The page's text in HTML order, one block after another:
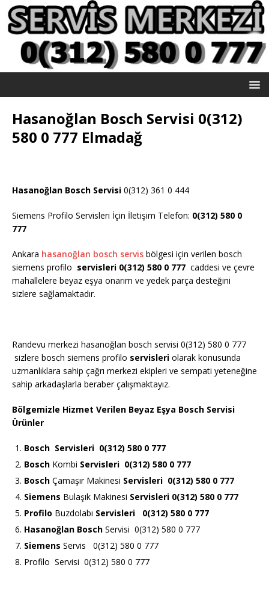
Hasanoğlan Bosch Servisi 0(312)
580 0 777 Elmadağ
Hasanoğlan Bosch Servisi 0(312) 361 0 444
Siemens Profilo Servisleri İçin İletişim Telefon: 0(312) 580 0
777
Ankara hasanoğlan bosch servis bölgesi için verilen bosch
siemens profilo servisleri 0(312) 580 0 777 caddesi ve çevre
mahallelere beyaz eşya onarım ve yedek parça desteğini
sizlere sağlamaktadır.
Randevu merkezi hasanoğlan bosch servisi 0(312) 580 0 777
sizlere bosch siemens profilo servisleri olarak konusunda
uzmanlıklara sahip çağrı merkezi ekipleri ve sempati yeteneğine
sahip arkadaşlarla beraber çalışmaktayız.
Bölgemizle Hizmet Verilen Beyaz Eşya Bosch Servisi
Ürünler
Bosch Servisleri 0(312) 580 0 777
Bosch Kombi Servisleri 0(312) 580 0 777
Bosch Çamaşır Makinesi Servisleri 0(312) 580 0 777
Siemens Bulaşık Makinesi Servisleri 0(312) 580 0 777
Profilo Buzdolabı Servisleri 0(312) 580 0 777
Hasanoğlan Bosch Servisi 0(312) 580 0 777
Siemens Servis 0(312) 580 0 777
Profilo Servisi 0(312) 580 0 777